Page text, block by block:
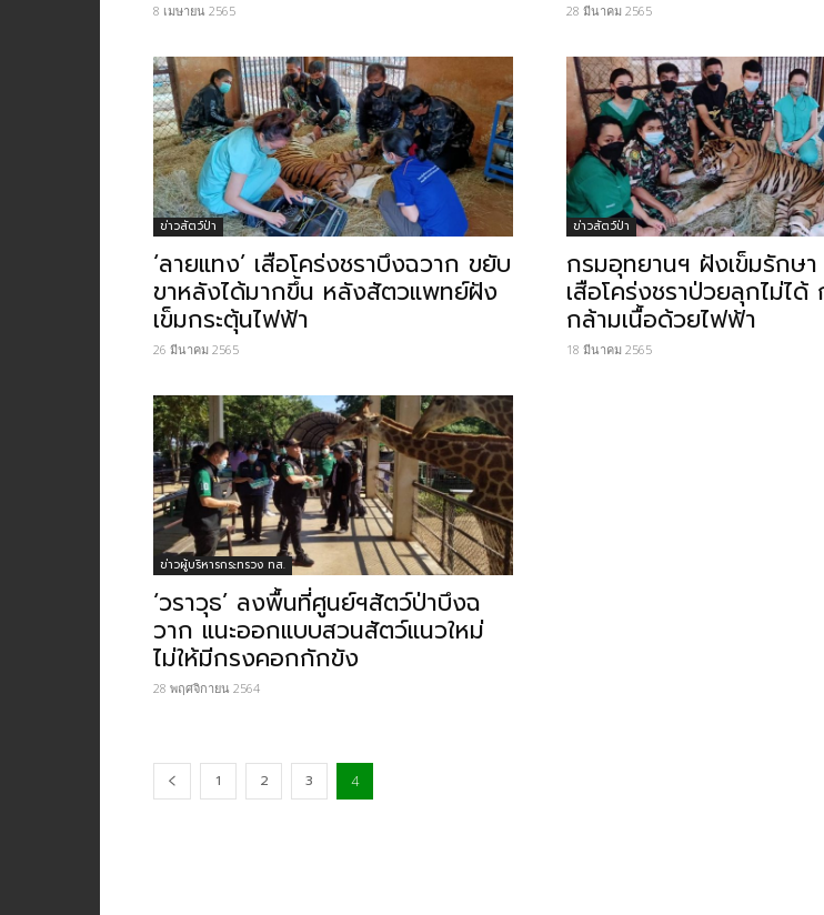
8 เมษายน 2565 28 มีนาคม 2565
ข่าวสัตว์ป่า
‘ลายแทง’ เสือโคร่งชราบึงฉวาก ขยับ
ขาหลังได้มากขึ้น หลังสัตวแพทย์ฝัง
เข็มกระตุ้นไฟฟ้า
26 มีนาคม 2565
ข่าวสัตว์ป่า
กรมอุทยานฯ ฝังเข็มรักษา
เสือโคร่งชราป่วยลุกไม่ได้
กล้ามเนื้อด้วยไฟฟ้า
18 มีนาคม 2565
ข่าวผู้บริหารกระทรวง ทส.
‘วราวุธ’ ลงพื้นที่ศูนย์ฯสัตว์ป่าบึงฉ
วาก แนะออกแบบสวนสัตว์แนวใหม่
ไม่ให้มีกรงคอกกักขัง
28 พฤศจิกายน 2564
1 2 3 4